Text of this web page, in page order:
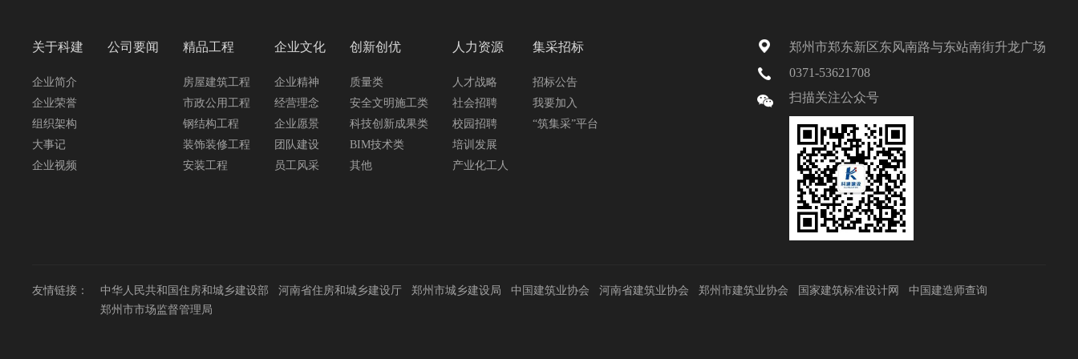
关于科建
企业简介
企业荣誉
组织架构
大事记
企业视频
公司要闻 精品工程
房屋建筑工程
市政公用工程
钢结构工程
装饰装修工程
安装工程
企业文化
企业精神
经营理念
企业愿景
团队建设
员工风采
创新创优
质量类
安全文明施工类
科技创新成果类
BIM技术类
其他
人力资源
人才战略
社会招聘
校园招聘
培训发展
产业化工人
集采招标
招标公告
我要加入
“筑集采”平台
郑州市郑东新区东风南路与东站南街升龙广场
0371-53621708
扫描关注公众号
友情链接： 中华人民共和国住房和城乡建设部 河南省住房和城乡建设厅 郑州市城乡建设局 中国建筑业协会 河南省建筑业协会 郑州市建筑业协会 国家建筑标准设计网
中国建造师查询
郑州市市场监督管理局